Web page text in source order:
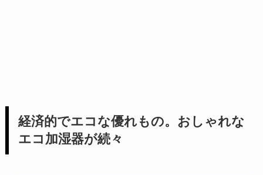
経済的でエコな優れもの。おしゃれな
エコ加湿器が続々